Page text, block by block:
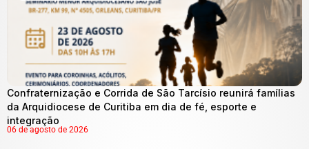
Confraternização e Corrida de São Tarcísio reunirá famílias
da Arquidiocese de Curitiba em dia de fé, esporte e
integração
06 de agosto de 2026